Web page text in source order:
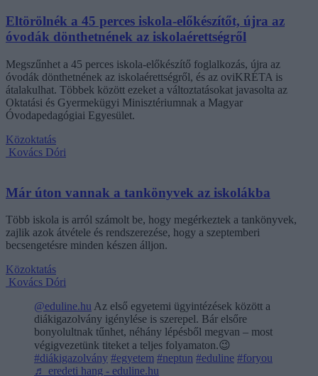
Eltörölnék a 45 perces iskola-előkészítőt, újra az
óvodák dönthetnének az iskolaérettségről
Megszűnhet a 45 perces iskola-előkészítő foglalkozás, újra az
óvodák dönthetnének az iskolaérettségről, és az oviKRÉTA is
átalakulhat. Többek között ezeket a változtatásokat javasolta az
Oktatási és Gyermekügyi Minisztériumnak a Magyar
Óvodapedagógiai Egyesület.
Közoktatás
Kovács Dóri
Már úton vannak a tankönyvek az iskolákba
Több iskola is arról számolt be, hogy megérkeztek a tankönyvek,
zajlik azok átvétele és rendszerezése, hogy a szeptemberi
becsengetésre minden készen álljon.
Közoktatás
Kovács Dóri
@eduline.hu Az első egyetemi ügyintézések között a
diákigazolvány igénylése is szerepel. Bár elsőre
bonyolultnak tűnhet, néhány lépésből megvan – most
végigvezetünk titeket a teljes folyamaton.😉
#diákigazolvány #egyetem #neptun #eduline #foryou
♬ eredeti hang - eduline.hu